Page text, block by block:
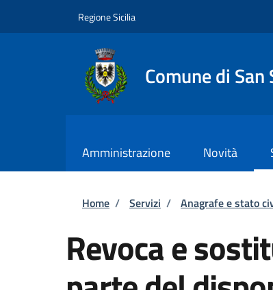
Regione Sicilia
Comune di
Amministrazione Novità
Briciole di pane
Home / Servizi / Anagrafe e stato
Revoca e